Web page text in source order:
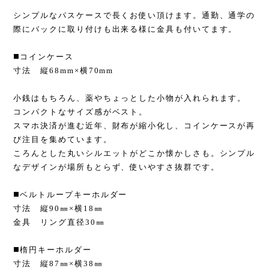
シンプルなパスケースで長くお使い頂けます。通勤、通学の
際にバックに取り付けも出来る様に金具も付いてます。
◼️コインケース
寸法 縦68mm×横70mm
小銭はもちろん、薬やちょっとした小物が入れられます。
コンパクトなサイズ感がベスト。
スマホ決済が進む近年、財布が縮小化し、コインケースが再
び注目を集めています。
ころんとした丸いシルエットがどこか懐かしさも。シンプル
なデザインが場所もとらず、使いやすさ抜群です。
◼️ベルトループキーホルダー
寸法 縦90㎜×横18㎜
金具 リング直径30㎜
◼️楕円キーホルダー
寸法 縦87㎜×横38㎜